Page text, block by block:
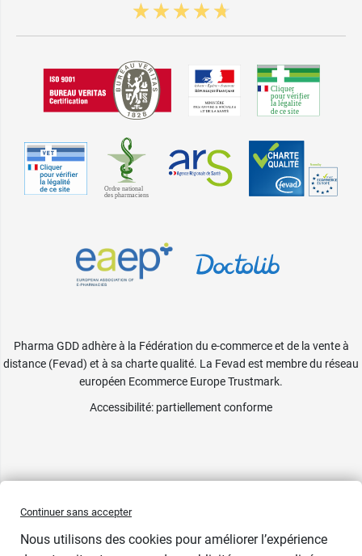
Pharma GDD adhère à la Fédération du e-commerce et de la vente à
distance (Fevad) et à sa charte qualité. La Fevad est membre du réseau
européen Ecommerce Europe Trustmark.
Accessibilité: partiellement conforme
Continuer sans accepter
Nous utilisons des cookies pour améliorer l’expérience